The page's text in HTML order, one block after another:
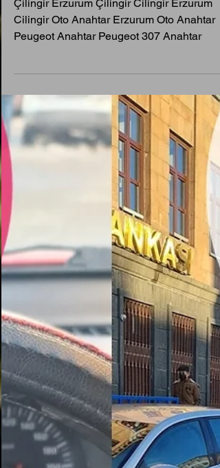
Nesil Sustalı Kumandalı
Anahtar Yapımı
Çilingir Erzurum Çilingir Cilingir Erzurum
Peugeot Anahtar Peugeot 307 Anahtar